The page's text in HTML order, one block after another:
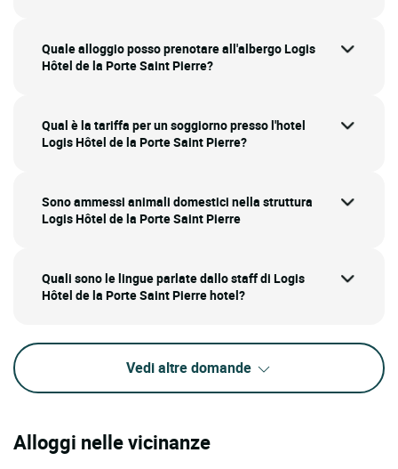
Quale alloggio posso prenotare all'albergo Logis
Hôtel de la Porte Saint Pierre?
Qual è la tariffa per un soggiorno presso l'hotel
Logis Hôtel de la Porte Saint Pierre?
Sono ammessi animali domestici nella struttura
Logis Hôtel de la Porte Saint Pierre
Quali sono le lingue parlate dallo staff di Logis
Hôtel de la Porte Saint Pierre hotel?
Vedi altre domande
Alloggi nelle vicinanze